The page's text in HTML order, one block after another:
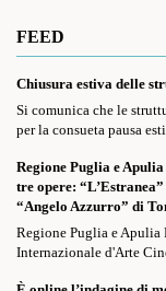
FEED
Chiusura estiva delle
Si comunica che le
per la consueta pausa
Regione Puglia e
tre opere:
“Angelo Azzurro” di
Regione Puglia e Apulia
Internazionale d'Arte